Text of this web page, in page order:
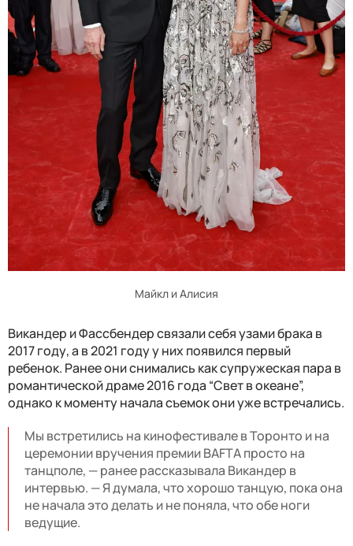
Майкл и Алисия
Викандер и Фассбендер связали себя узами брака в
2017 году, а в 2021 году у них появился первый
ребенок. Ранее они снимались как супружеская пара в
романтической драме 2016 года “Свет в океане”,
однако к моменту начала съемок они уже встречались.
Мы встретились на кинофестивале в Торонто и на
церемонии вручения премии BAFTA просто на
танцполе, — ранее рассказывала Викандер в
интервью. — Я думала, что хорошо танцую, пока она
не начала это делать и не поняла, что обе ноги
ведущие.